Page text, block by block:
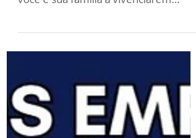
📅 Agenda da Semana
🕊 Semana Santa na Catedral
você e sua família a vivenciarem
conosco os momentos mais
profundos da fé...